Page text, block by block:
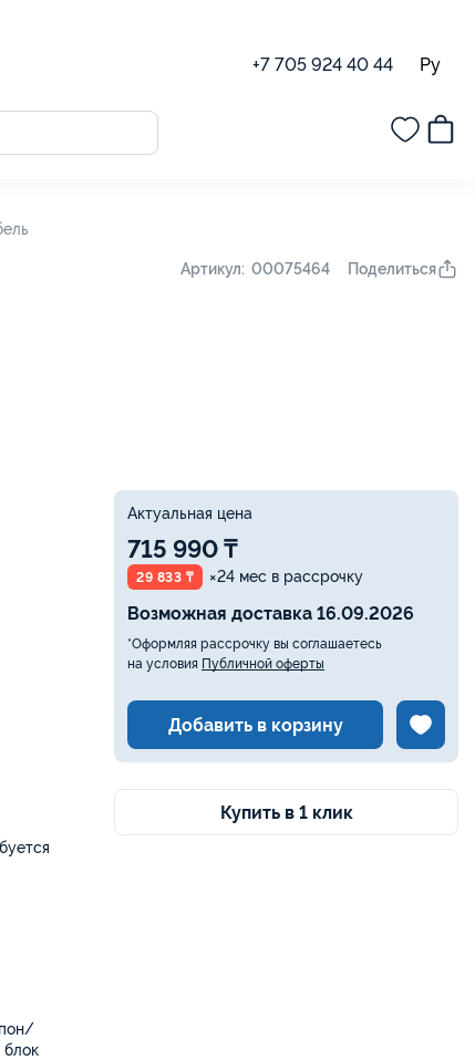
+7 705 924 40 44 Ру
Артикул: 00075464 Поделиться
Актуальная цена
715 990 ₸
29 833 ₸ ×24 мес в рассрочку
Возможная доставка 16.09.2026
*Оформляя рассрочку вы соглашаетесь
на условия Публичной оферты
Добавить в корзину
Купить в 1 клик